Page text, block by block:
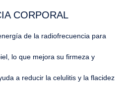
CORPORAL
de la radiofrecuencia para
lo que mejora su firmeza y
a reducir la celulitis y la flacidez